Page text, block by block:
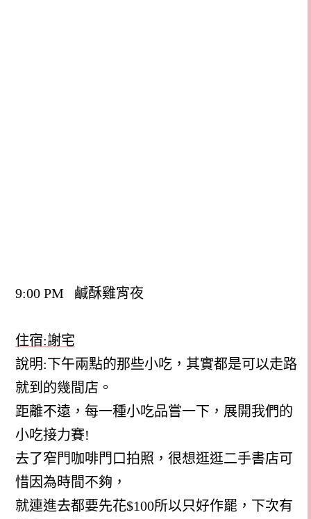
9:00 PM 鹹酥雞宵夜
住宿:謝宅
說明:下午兩點的那些小吃，其實都是可以走路
就到的幾間店。
距離不遠，每一種小吃品嘗一下，展開我們的
小吃接力賽!
去了窄門咖啡門口拍照，很想逛逛二手書店可
惜因為時間不夠，
就連進去都要先花$100所以只好作罷，下次有